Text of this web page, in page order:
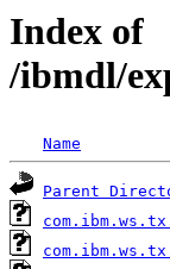
Index of
/ibmdl/
Name
Parent